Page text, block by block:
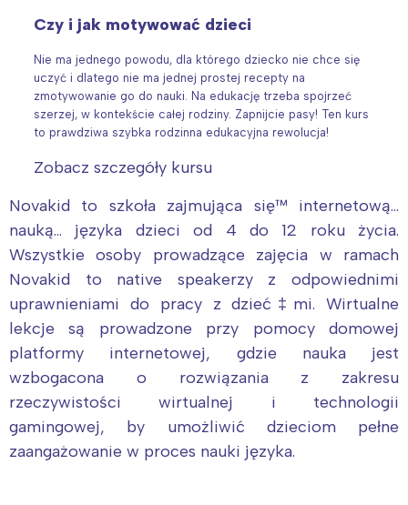
Czy i jak motywować dzieci
Nie ma jednego powodu, dla którego dziecko nie chce się
uczyć i dlatego nie ma jednej prostej recepty na
zmotywowanie go do nauki. Na edukację trzeba spojrzeć
szerzej, w kontekście całej rodziny. Zapnijcie pasy! Ten kurs
to prawdziwa szybka rodzinna edukacyjna rewolucja!
Zobacz szczegóły kursu
Novakid to szkoła zajmująca się™ internetową…
nauką… języka dzieci od 4 do 12 roku życia.
Wszystkie osoby prowadzące zajęcia w ramach
Novakid to native speakerzy z odpowiednimi
uprawnieniami do pracy z dzieć‡mi. Wirtualne
lekcje są prowadzone przy pomocy domowej
platformy internetowej, gdzie nauka jest
wzbogacona o rozwiązania z zakresu
rzeczywistości wirtualnej i technologii
gamingowej, by umożliwić dzieciom pełne
zaangażowanie w proces nauki języka.
Wrocław
Wszystkie
Wybieram